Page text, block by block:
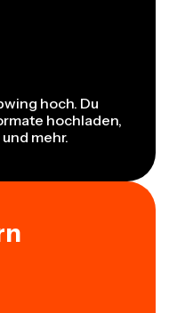
hoch. Du
hochladen,
mehr.